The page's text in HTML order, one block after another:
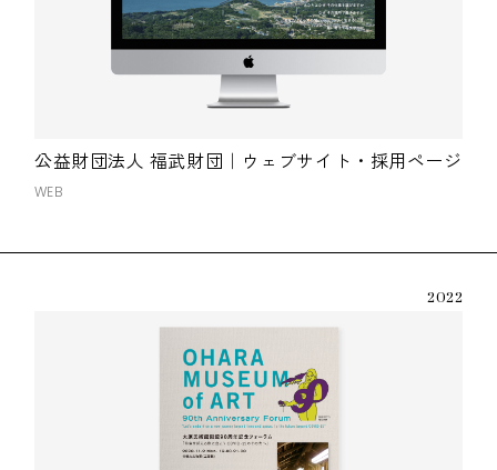
公益財団法人 福武財団｜ウェブサイト・採用ページ
WEB
2022